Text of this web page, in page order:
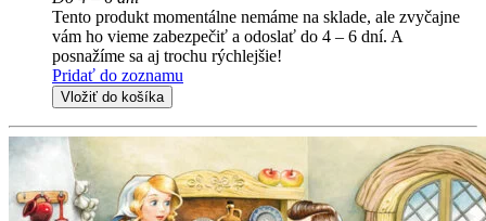
Tento produkt momentálne nemáme na sklade, ale zvyčajne
vám ho vieme zabezpečiť a odoslať do 4 – 6 dní. A
posnažíme sa aj trochu rýchlejšie!
Pridať do zoznamu
Vložiť do košíka